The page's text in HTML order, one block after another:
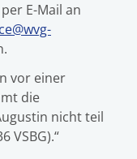
E-Mail an
vor einer
die
nicht teil
VSBG).“